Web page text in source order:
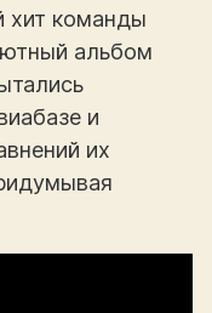
хит команды
альбом
и
их